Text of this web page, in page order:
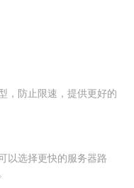
，防止限速，提供更好的
以选择更快的服务器路